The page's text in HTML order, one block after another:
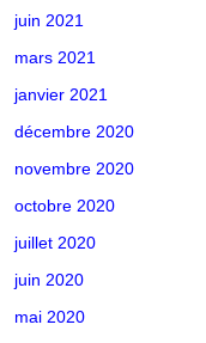
juin 2021
mars 2021
janvier 2021
décembre 2020
novembre 2020
octobre 2020
juillet 2020
juin 2020
mai 2020